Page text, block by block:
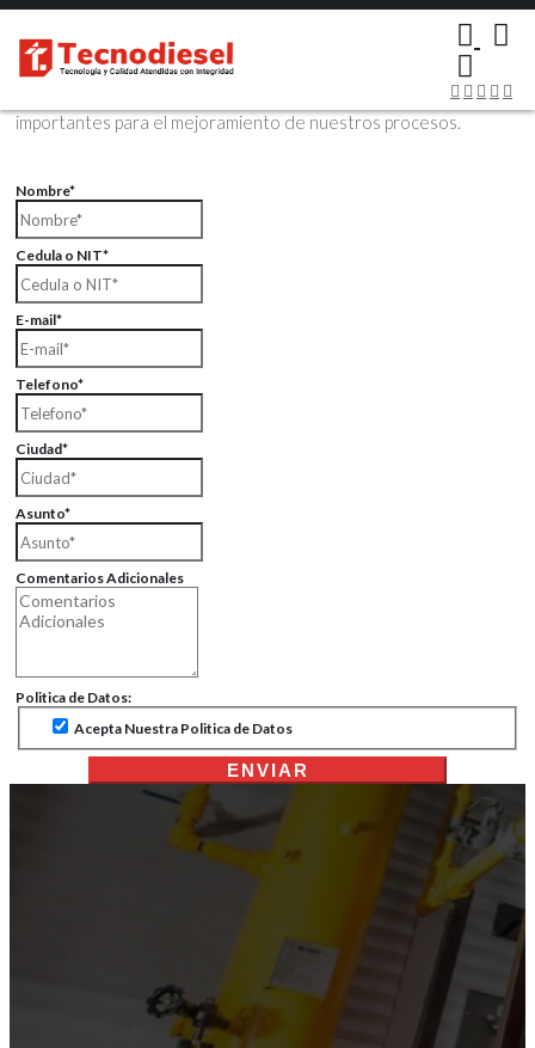
Contáctenos Vía Email
Envíenos sus datos con sus comentarios, sus opiniones son muy
importantes para el mejoramiento de nuestros procesos.
Nombre*
Cedula o NIT*
E-mail*
Telefono*
Ciudad*
Asunto*
Comentarios Adicionales
Politica de Datos:
Acepta Nuestra Politica de Datos
ENVIAR